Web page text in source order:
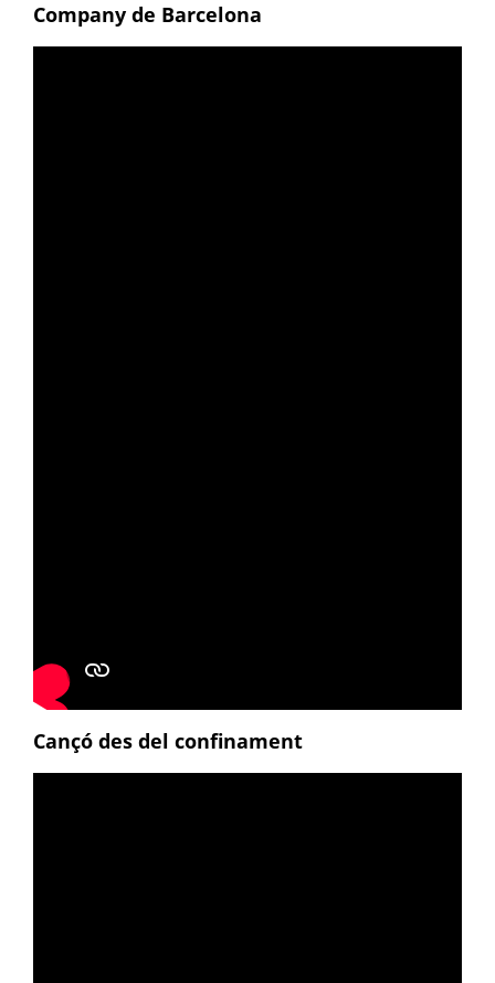
Company de Barcelona
Cançó des del confinament